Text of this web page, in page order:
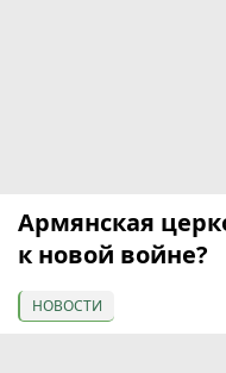
Армянская
к новой войне?
НОВОСТИ